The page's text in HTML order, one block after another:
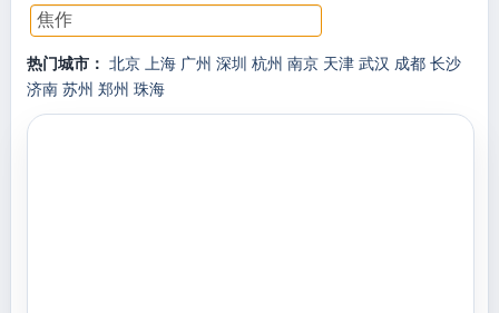
热门城市： 北京 上海 广州 深圳 杭州 南京 天津 武汉 成都 长沙
济南 苏州 郑州 珠海